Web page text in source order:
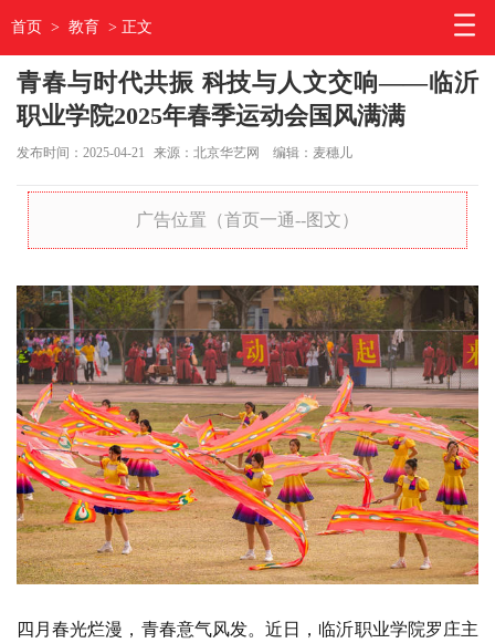
首页 > 教育 > 正文
青春与时代共振 科技与人文交响——临沂
职业学院2025年春季运动会国风满满
发布时间：2025-04-21 来源：北京华艺网 编辑：麦穗儿
广告位置（首页一通--图文）
四月春光烂漫，青春意气风发。近日，临沂职业学院罗庄主